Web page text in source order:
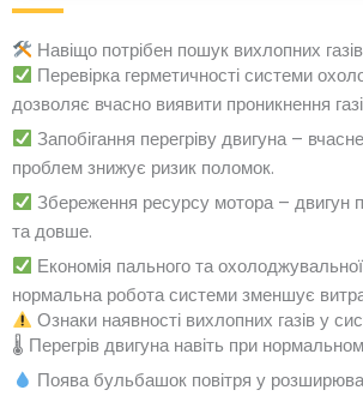
Навіщо потрібен пошук вихлопних газів
Перевірка герметичності системи
дозволяє вчасно виявити проникнення
Запобігання перегріву двигуна –
проблем знижує ризик поломок.
Збереження ресурсу мотора – двигун
та довше.
Економія пального та
нормальна робота системи зменшує
Ознаки наявності вихлопних газів у
🌡 Перегрів двигуна навіть при
Поява бульбашок повітря у